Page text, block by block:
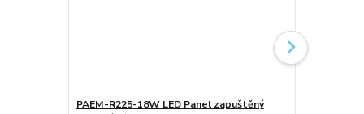
PAEM-R225-18W LED Panel zapuštěný